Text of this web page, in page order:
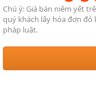
Chú ý: Giá bán niêm yết
quý khách lấy hóa đơn
pháp luật.